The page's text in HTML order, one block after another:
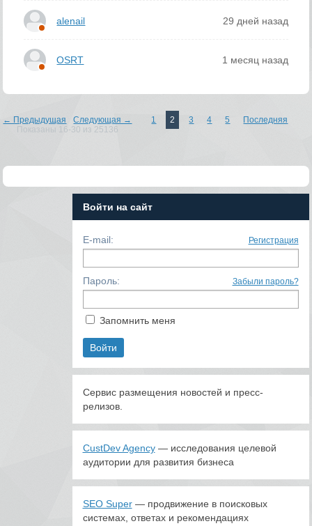
alenail 29 дней назад
OSRT 1 месяц назад
← Предыдущая Следующая → 1 2 3 4 5
Последняя
Показаны 16-30 из 25136
Войти на сайт
E-mail: Регистрация
Пароль: Забыли пароль?
Запомнить меня
Сервис размещения новостей и пресс-
релизов.
CustDev Agency— исследования целевой
аудитории для развития бизнеса
SEO Super— продвижение в поисковых
системах, ответах и рекомендациях